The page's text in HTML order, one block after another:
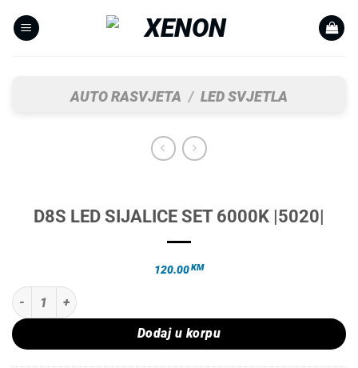
AUTO RASVJETA / LED SVJETLA
D8S LED SIJALICE SET 6000K |5020|
120.00KM
D8S LED SIJALICE SET 6000K |5020| količina
Dodaj u korpu